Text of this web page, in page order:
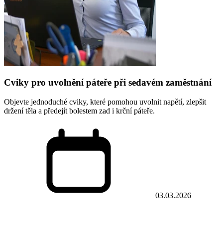
Cviky pro uvolnění páteře při sedavém zaměstnání
Objevte jednoduché cviky, které pomohou uvolnit napětí, zlepšit
držení těla a předejít bolestem zad i krční páteře.
03.03.2026